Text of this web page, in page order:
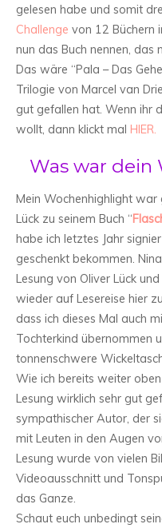
gelesen habe und somit
Challenge von 12 Büchern
nun das Buch nennen, das
Das wäre “Pala – Das
Trilogie von Marcel van
gut gefallen hat. Wenn ihr
wollt, dann klickt mal HIER.
Was war
Mein Wochenhighlight war
Lück zu seinem Buch “
habe ich letztes Jahr
geschenkt bekommen.
Lesung von Oliver Lück
wieder auf Lesereise hier
dass ich dieses Mal auch
Tochterkind übernommen
tonnenschwere
Wie ich bereits weiter
Lesung wirklich sehr gut
sympathischer Autor, der
mit Leuten in den Augen
Lesung wurde von vielen
Videoausschnitt und
das Ganze.
Schaut euch unbedingt